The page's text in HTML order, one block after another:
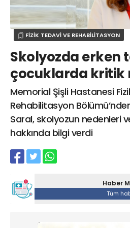
FİZİK TEDAVİ VE REHABİLİTASYON
Skolyozda erken
çocuklarda kritik
Memorial Şişli Hastanesi
Rehabilitasyon
Saral, skolyozun nedenleri
hakkında bilgi verdi
Haber
Tüm
GÖZ
SAĞLIK
ÇOCUK
GENEL
GÖGÜS
DAHİLİYE
FİZİK
Web TV